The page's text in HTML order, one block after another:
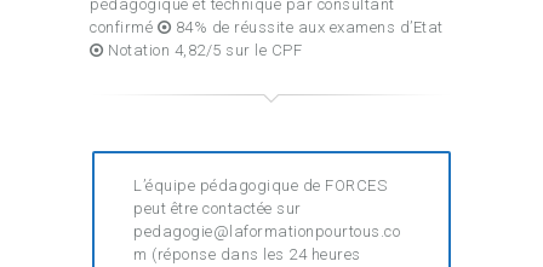
pédagogique et technique par consultant
confirmé
84% de réussite aux examens d’Etat
Notation 4,82/5 sur le CPF
L’équipe pédagogique de FORCES
peut être contactée sur
pedagogie@laformationpourtous.co
m (réponse dans les 24 heures